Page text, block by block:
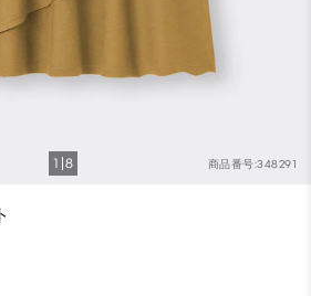
商品番号:348291
1 8